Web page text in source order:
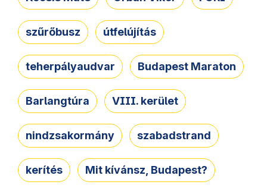
szűrőbusz útfelújítás
teherpályaudvar Budapest Maraton
Barlangtúra VIII. kerület
nindzsakormány szabadstrand
kerítés Mit kívánsz, Budapest?